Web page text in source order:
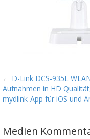
← D-Link DCS-935L
Aufnahmen in HD
mydlink-App für iOS und
Medien